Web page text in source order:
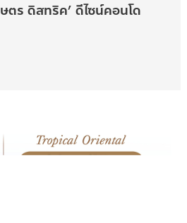
ตร ดิสทริค’ ดีไซน์คอนโด